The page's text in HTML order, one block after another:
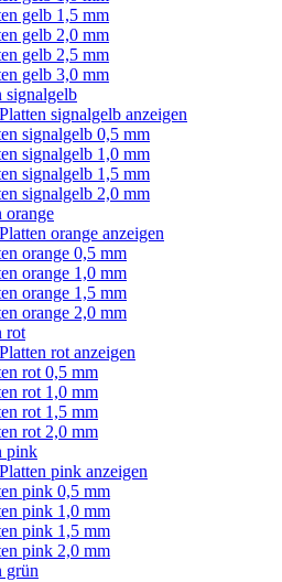
gelb 1,5 mm
gelb 2,0 mm
gelb 2,5 mm
gelb 3,0 mm
signalgelb
signalgelb anzeigen
signalgelb 0,5 mm
signalgelb 1,0 mm
signalgelb 1,5 mm
signalgelb 2,0 mm
orange
orange anzeigen
orange 0,5 mm
orange 1,0 mm
orange 1,5 mm
orange 2,0 mm
rot
rot anzeigen
rot 0,5 mm
rot 1,0 mm
rot 1,5 mm
rot 2,0 mm
pink
pink anzeigen
pink 0,5 mm
pink 1,0 mm
pink 1,5 mm
pink 2,0 mm
grün